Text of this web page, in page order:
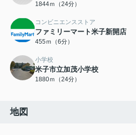
1844ｍ（24分）
コンビニエンスストア
ファミリーマート米子新開店
455ｍ（6分）
小学校
米子市立加茂小学校
1880ｍ（24分）
地図